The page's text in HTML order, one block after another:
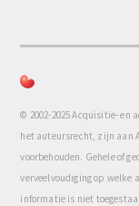
© 2002-2025 Acquisitie- en
het auteursrecht, zijn aan
voorbehouden. Gehele of
verveelvoudiging op welke
informatie is niet